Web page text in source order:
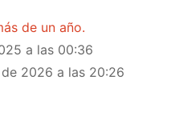
de un año.
a las 00:36
2026 a las 20:26